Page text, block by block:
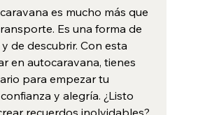
es mucho más que
Es una forma de
de descubrir. Con esta
en autocaravana, tienes
para empezar tu
y alegría. ¿Listo
recuerdos inolvidables?